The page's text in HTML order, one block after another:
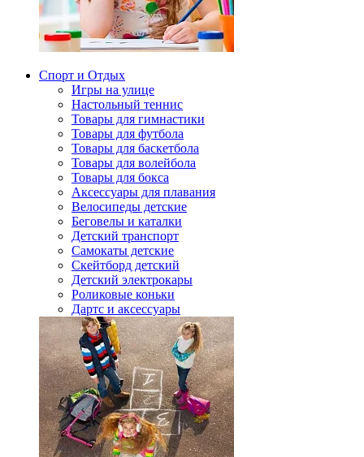
Спорт и Отдых
Игры на улице
Настольный теннис
Товары для гимнастики
Товары для футбола
Товары для баскетбола
Товары для волейбола
Товары для бокса
Аксессуары для плавания
Велосипеды детские
Беговелы и каталки
Детский транспорт
Самокаты детские
Скейтборд детский
Детский электрокары
Роликовые коньки
Дартс и аксессуары